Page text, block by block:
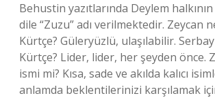
Behustin yazıtlarında Deylem
dile “Zuzu” adı verilmektedir. Zeycan
Kürtçe? Güleryüzlü, ulaşılabilir.
Kürtçe? Lider, lider, her şeyden önce.
ismi mi? Kısa, sade ve akılda kalıcı
anlamda beklentilerinizi karşılamak